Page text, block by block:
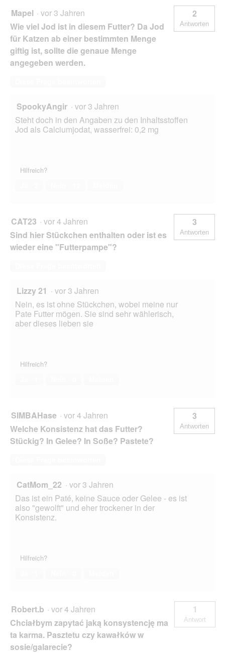
Mapel · vor 3 Jahren
Wie viel Jod ist in diesem Futter? Da Jod
für Katzen ab einer bestimmten Menge
giftig ist, sollte die genaue Menge
angegeben werden.
2
Antworten
SpookyAngir · vor 3 Jahren
Steht doch in den Angaben zu den Inhaltsstoffen
Jod als Calciumjodat, wasserfrei: 0,2 mg
Hilfreich?
CAT23 · vor 4 Jahren
Sind hier Stückchen enthalten oder ist es
wieder eine "Futterpampe"?
3
Antworten
Lizzy 21 · vor 3 Jahren
Nein, es ist ohne Stückchen, wobei meine nur
Pate Futter mögen. Sie sind sehr wählerisch,
aber dieses lieben sie
Hilfreich?
SIMBAHase · vor 4 Jahren
Welche Konsistenz hat das Futter?
Stückig? In Gelee? In Soße? Pastete?
3
Antworten
CatMom_22 · vor 3 Jahren
Das ist ein Paté, keine Sauce oder Gelee - es ist
also "gewolft" und eher trockener in der
Konsistenz.
Hilfreich?
Robert.b · vor 4 Jahren
Chciałbym zapytać jaką konsystencję ma
ta karma. Pasztetu czy kawałków w
sosie/galarecie?
1
Antwort